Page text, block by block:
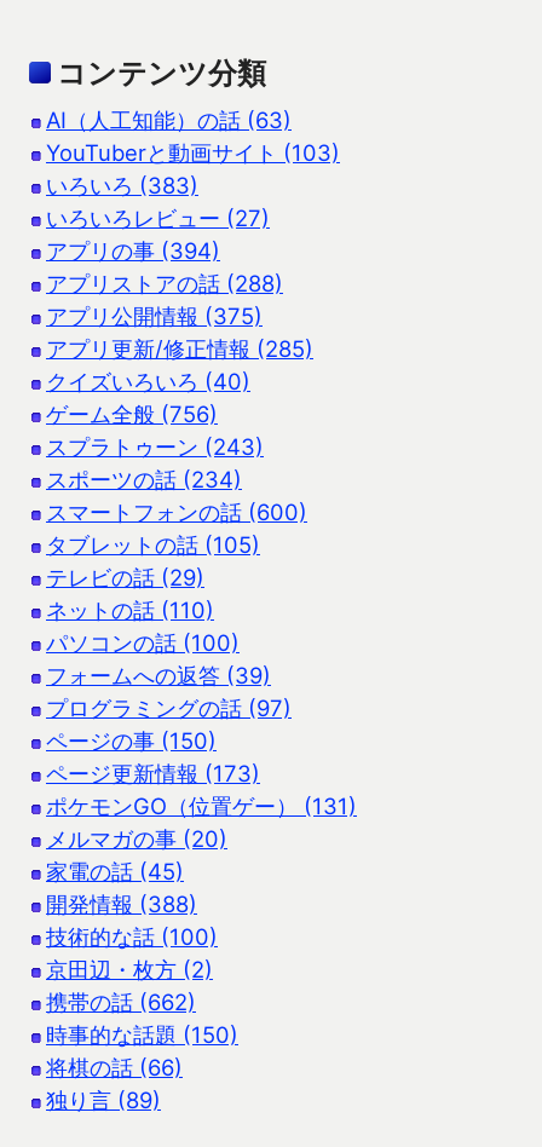
コンテンツ分類
AI（人工知能）の話 (63)
YouTuberと動画サイト (103)
いろいろ (383)
いろいろレビュー (27)
アプリの事 (394)
アプリストアの話 (288)
アプリ公開情報 (375)
アプリ更新/修正情報 (285)
クイズいろいろ (40)
ゲーム全般 (756)
スプラトゥーン (243)
スポーツの話 (234)
スマートフォンの話 (600)
タブレットの話 (105)
テレビの話 (29)
ネットの話 (110)
パソコンの話 (100)
フォームへの返答 (39)
プログラミングの話 (97)
ページの事 (150)
ページ更新情報 (173)
ポケモンGO（位置ゲー） (131)
メルマガの事 (20)
家電の話 (45)
開発情報 (388)
技術的な話 (100)
京田辺・枚方 (2)
携帯の話 (662)
時事的な話題 (150)
将棋の話 (66)
独り言 (89)